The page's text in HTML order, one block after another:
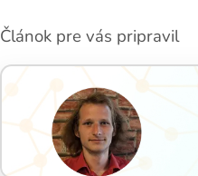
Článok pre vás pripravil